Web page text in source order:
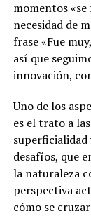
momentos
necesidad de
frase «Fue
así que
innovación,
Uno de los
es el trato a
desafíos, que
la naturaleza
perspectiva
cómo se